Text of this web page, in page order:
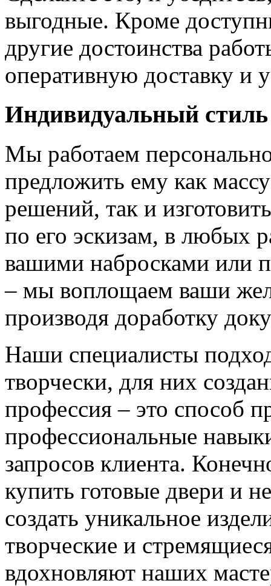
выгодные. Кроме
другие достоинства
оперативную доставку и
Индивидуальный стиль
Мы работаем
предложить ему как
решений, так и
по его эскизам, в любых
вашими набросками или
– мы воплощаем ваши
производя доработку
Наши специалисты
творчески, для них
профессия – это способ
профессиональные
запросов клиента.
купить готовые двери и
создать уникальное
творческие и
вдохновляют наших